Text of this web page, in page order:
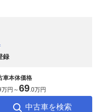
録
車本体価格
万円 ～69.0万円
中古車を検索